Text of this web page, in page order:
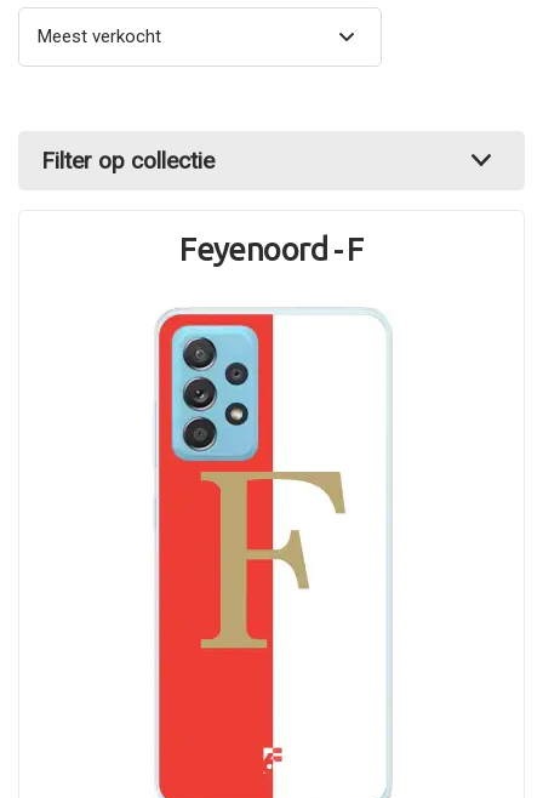
Filter op collectie
Feyenoord - F